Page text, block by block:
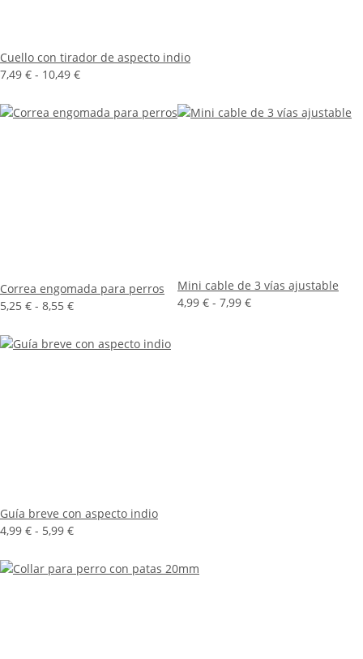
Cuello con tirador de aspecto indio
7,49 € - 10,49 €
Correa engomada para perros
5,25 € - 8,55 €
Mini cable de 3 vías ajustable
4,99 € - 7,99 €
Guía breve con aspecto indio
4,99 € - 5,99 €